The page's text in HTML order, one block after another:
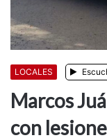
LOCALES
Marcos
con